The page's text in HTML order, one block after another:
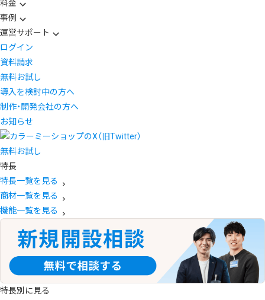
料金
事例
運営サポート
ログイン
資料請求
無料お試し
導入を検討中の方へ
制作・開発会社の方へ
お知らせ
無料お試し
特長
特長一覧を見る
商材一覧を見る
機能一覧を見る
特長別に見る